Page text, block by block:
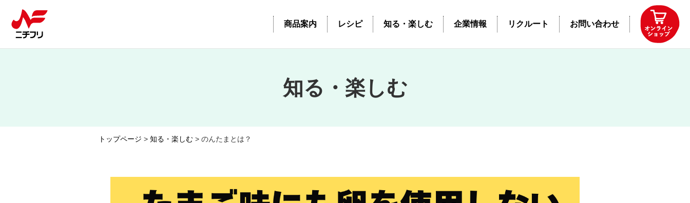
商品案内 レシピ 知る・楽しむ 企業情報 リクルート お問い合わせ
知る・楽しむ
トップページ > 知る・楽しむ > のんたまとは？